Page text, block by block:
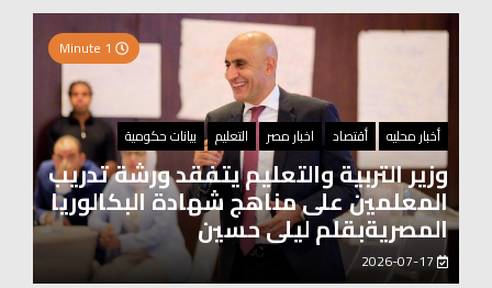
أخبار محليه أقتصاد اخبار مصر التعليم بيانات حكومية
وزير التربية والتعليم يتفقد ورشة تدريب
المعلمين على مناهج شهادة البكالوريا
المصريةبقلم ليلى حسين